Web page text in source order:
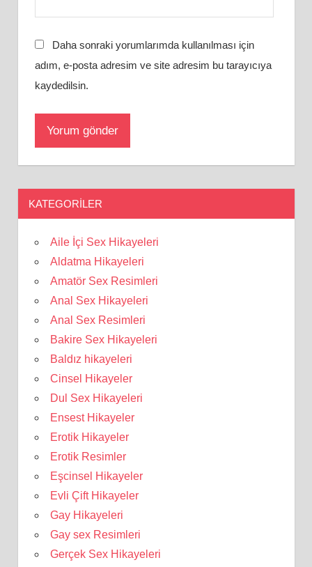
Daha sonraki yorumlarımda kullanılması için
adım, e-posta adresim ve site adresim bu tarayıcıya
kaydedilsin.
KATEGORILER
Aile İçi Sex Hikayeleri
Aldatma Hikayeleri
Amatör Sex Resimleri
Anal Sex Hikayeleri
Anal Sex Resimleri
Bakire Sex Hikayeleri
Baldız hikayeleri
Cinsel Hikayeler
Dul Sex Hikayeleri
Ensest Hikayeler
Erotik Hikayeler
Erotik Resimler
Eşcinsel Hikayeler
Evli Çift Hikayeler
Gay Hikayeleri
Gay sex Resimleri
Gerçek Sex Hikayeleri